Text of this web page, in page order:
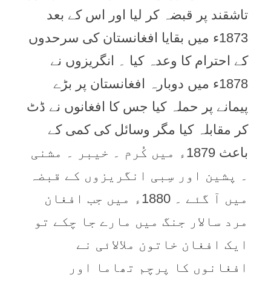
تاشقند پر قبضہ کر لیا اور اس کے بعد
1873ء میں بقایا افغانستان کی سرحدوں
کے احترام کا وعدہ کیا ۔ انگریزوں نے
1878ء میں دوبارہ افغانستان پر بڑے
پیمانے پر حملہ کیا جس کا افغانوں نے ڈٹ
کر مقابلہ کیا مگر وسائل کی کمی کے
باعث 1879ء میں کُرم ۔ خیبر ۔ مشنی
۔ پشین اور سِبی انگریزوں کے قبضہ
میں آ گئے ۔ 1880ء میں جب افغان
مرد سالار جنگ میں مارے جا چکے تو
ایک افغان خاتون ملالائی نے
افغانوں کا پرچم تھاما اور